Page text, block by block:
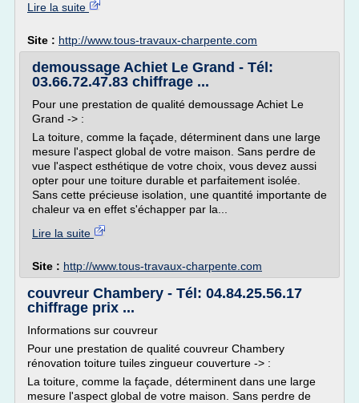
Lire la suite
Site : http://www.tous-travaux-charpente.com
demoussage Achiet Le Grand - Tél:
03.66.72.47.83 chiffrage ...
Pour une prestation de qualité demoussage Achiet Le
Grand -> :
La toiture, comme la façade, déterminent dans une large
mesure l'aspect global de votre maison. Sans perdre de
vue l'aspect esthétique de votre choix, vous devez aussi
opter pour une toiture durable et parfaitement isolée.
Sans cette précieuse isolation, une quantité importante de
chaleur va en effet s'échapper par la...
Lire la suite
Site : http://www.tous-travaux-charpente.com
couvreur Chambery - Tél: 04.84.25.56.17
chiffrage prix ...
Informations sur couvreur
Pour une prestation de qualité couvreur Chambery
rénovation toiture tuiles zingueur couverture -> :
La toiture, comme la façade, déterminent dans une large
mesure l'aspect global de votre maison. Sans perdre de